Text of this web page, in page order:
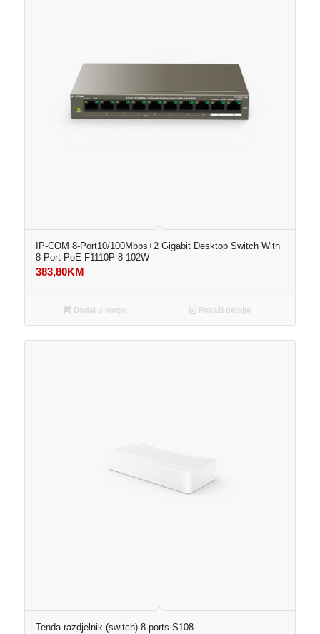
IP-COM 8-Port10/100Mbps+2 Gigabit Desktop Switch With
8-Port PoE F1110P-8-102W
383,80KM
Dodaj u korpu Pokaži detalje
Tenda razdjelnik (switch) 8 ports S108